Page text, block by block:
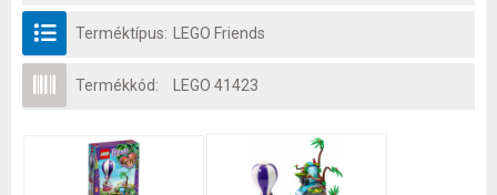
Terméktípus: LEGO Friends
Termékkód: LEGO 41423